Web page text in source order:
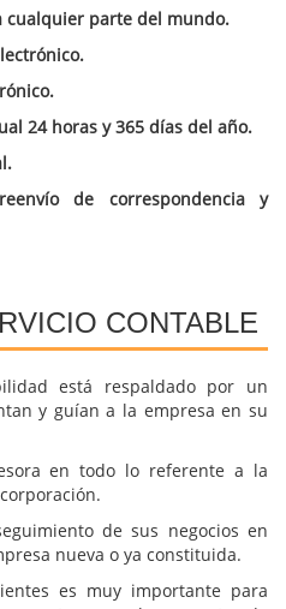
cualquier parte del mundo.
24 horas y 365 días del año.
de correspondencia y
CONTABLE
está respaldado por un
y guían a la empresa en su
en todo lo referente a la
de sus negocios en
nueva o ya constituida.
es muy importante para